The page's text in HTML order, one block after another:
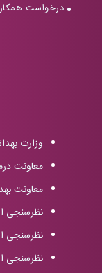
درخواست
وزارت
معاونت
معاونت
نظرسنجی
نظرسنجی
نظرسنجی